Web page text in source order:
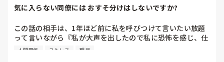
気に入らない同僚には おすそ分けはしないですか?
この話の相手は、1年ほど前に私を呼びつけて言いたい放題
って言いながら『私が大声を出したので私に恐怖を感じ、仕
事が一緒にできない』と因縁をつけてきた 看護師Nなんです
人間関係 ストレス 職場